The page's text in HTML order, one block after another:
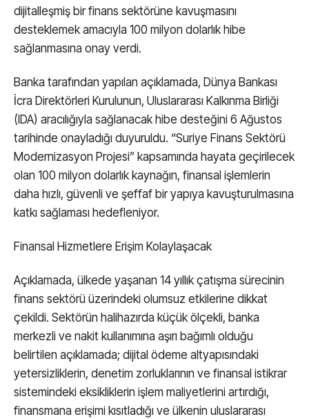
dijitalleşmiş bir finans sektörüne kavuşmasını
desteklemek amacıyla 100 milyon dolarlık hibe
sağlanmasına onay verdi.
Banka tarafından yapılan açıklamada, Dünya Bankası
İcra Direktörleri Kurulunun, Uluslararası Kalkınma Birliği
(IDA) aracılığıyla sağlanacak hibe desteğini 6 Ağustos
tarihinde onayladığı duyuruldu. “Suriye Finans Sektörü
Modernizasyon Projesi” kapsamında hayata geçirilecek
olan 100 milyon dolarlık kaynağın, finansal işlemlerin
daha hızlı, güvenli ve şeffaf bir yapıya kavuşturulmasına
katkı sağlaması hedefleniyor.
Finansal Hizmetlere Erişim Kolaylaşacak
Açıklamada, ülkede yaşanan 14 yıllık çatışma sürecinin
finans sektörü üzerindeki olumsuz etkilerine dikkat
çekildi. Sektörün halihazırda küçük ölçekli, banka
merkezli ve nakit kullanımına aşırı bağımlı olduğu
belirtilen açıklamada; dijital ödeme altyapısındaki
yetersizliklerin, denetim zorluklarının ve finansal istikrar
sistemindeki eksikliklerin işlem maliyetlerini artırdığı,
finansmana erişimi kısıtladığı ve ülkenin uluslararası